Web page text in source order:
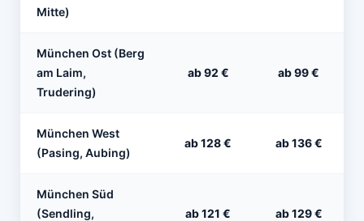
Mitte)
München Ost (Berg
am Laim,
Trudering)
ab 92 € ab 99 €
München West
(Pasing, Aubing)
ab 128 € ab 136 €
München Süd
(Sendling,
ab 121 € ab 129 €